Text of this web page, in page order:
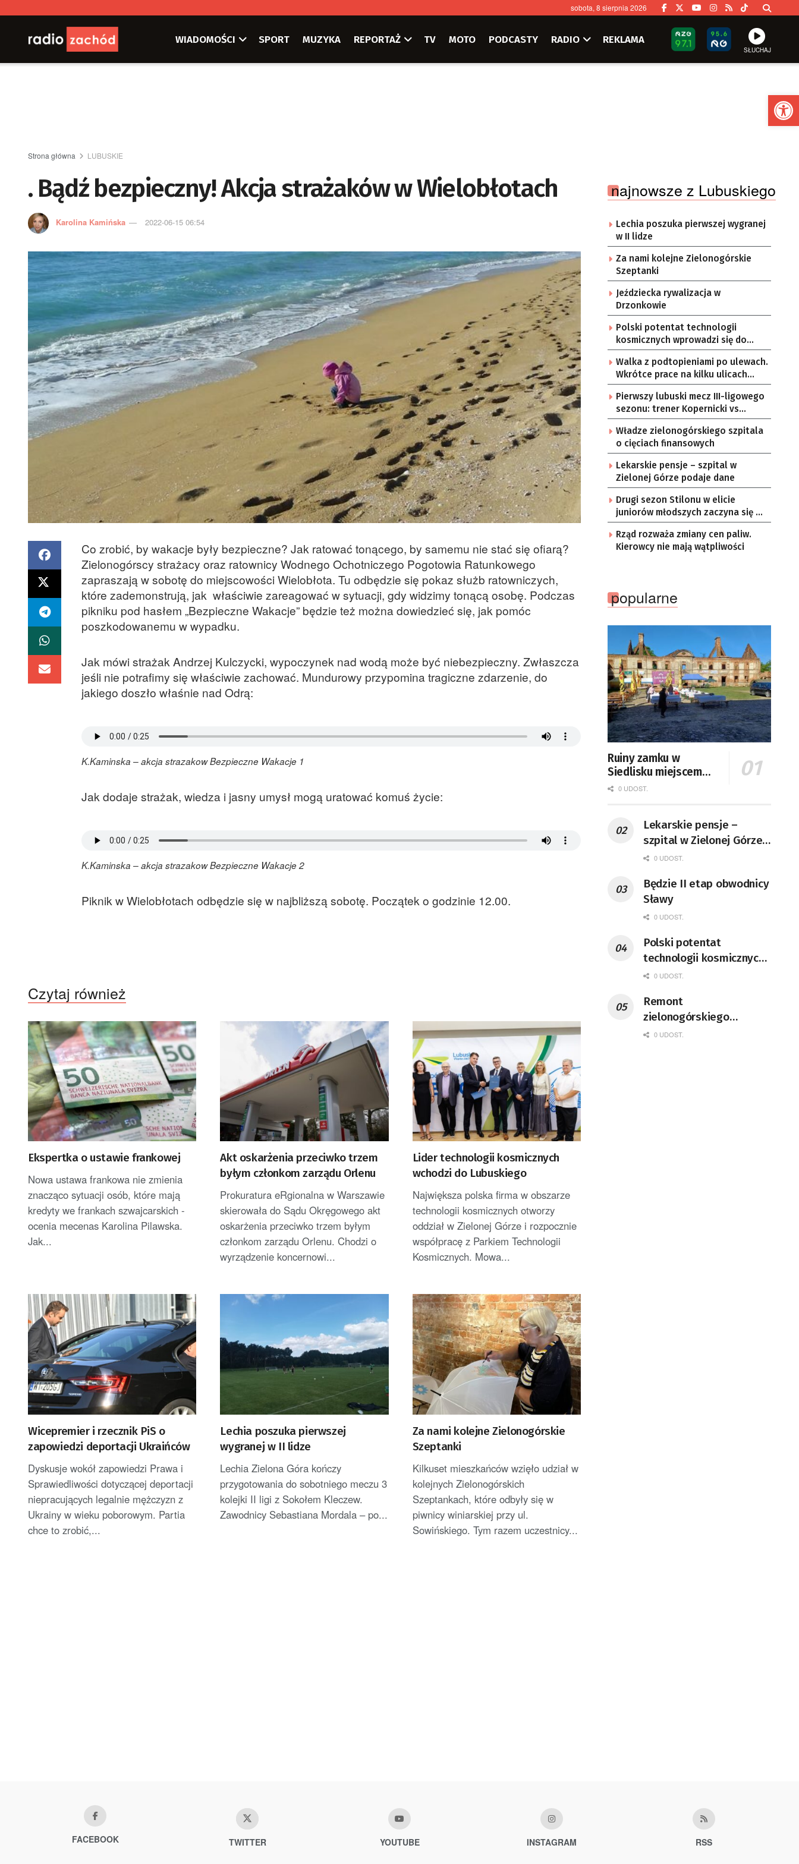
sobota, 8 sierpnia 2026
WIADOMOŚCI SPORT MUZYKA REPORTAŻ TV MOTO PODCASTY RADIO REKLAMA
SŁUCHAJ
Strona główna LUBUSKIE
. Bądź bezpieczny! Akcja strażaków w Wielobłotach
Karolina Kamińska 2022-06-15 06:54
Co zrobić, by wakacje były bezpieczne? Jak ratować tonącego, by samemu nie stać się ofiarą?
Zielonogórscy strażacy oraz ratownicy Wodnego Ochotniczego Pogotowia Ratunkowego
zapraszają w sobotę do miejscowości Wielobłota. Tu odbędzie się pokaz służb ratowniczych,
które zademonstrują, jak właściwie zareagować w sytuacji, gdy widzimy tonącą osobę. Podczas
pikniku pod hasłem „Bezpieczne Wakacje” będzie też można dowiedzieć się, jak pomóc
poszkodowanemu w wypadku.
Jak mówi strażak Andrzej Kulczycki, wypoczynek nad wodą może być niebezpieczny. Zwłaszcza
jeśli nie potrafimy się właściwie zachować. Mundurowy przypomina tragiczne zdarzenie, do
jakiego doszło właśnie nad Odrą:
K.Kaminska – akcja strazakow Bezpieczne Wakacje 1
Jak dodaje strażak, wiedza i jasny umysł mogą uratować komuś życie:
K.Kaminska – akcja strazakow Bezpieczne Wakacje 2
Piknik w Wielobłotach odbędzie się w najbliższą sobotę. Początek o godzinie 12.00.
Czytaj również
Ekspertka o ustawie frankowej
Nowa ustawa frankowa nie zmienia
znacząco sytuacji osób, które mają
kredyty we frankach szwajcarskich -
ocenia mecenas Karolina Pilawska.
Jak...
Akt oskarżenia przeciwko trzem
byłym członkom zarządu Orlenu
Prokuratura eRgionalna w Warszawie
skierowała do Sądu Okręgowego akt
oskarżenia przeciwko trzem byłym
członkom zarządu Orlenu. Chodzi o
wyrządzenie koncernowi...
Lider technologii kosmicznych
wchodzi do Lubuskiego
Największa polska firma w obszarze
technologii kosmicznych otworzy
oddział w Zielonej Górze i rozpocznie
współpracę z Parkiem Technologii
Kosmicznych. Mowa...
Wicepremier i rzecznik PiS o
zapowiedzi deportacji Ukraińców
Dyskusje wokół zapowiedzi Prawa i
Sprawiedliwości dotyczącej deportacji
niepracujących legalnie mężczyzn z
Ukrainy w wieku poborowym. Partia
chce to zrobić,...
Lechia poszuka pierwszej
wygranej w II lidze
Lechia Zielona Góra kończy
przygotowania do sobotniego meczu 3
kolejki II ligi z Sokołem Kleczew.
Zawodnicy Sebastiana Mordala – po...
Za nami kolejne Zielonogórskie
Szeptanki
Kilkuset mieszkańców wzięło udział w
kolejnych Zielonogórskich
Szeptankach, które odbyły się w
piwnicy winiarskiej przy ul.
Sowińskiego. Tym razem uczestnicy...
najnowsze z Lubuskiego
Lechia poszuka pierwszej wygranej
w II lidze
Za nami kolejne Zielonogórskie
Szeptanki
Jeździecka rywalizacja w
Drzonkowie
Polski potentat technologii
kosmicznych wprowadzi się do
Zielonej Góry
Walka z podtopieniami po ulewach.
Wkrótce prace na kilku ulicach
Gorzowa
Pierwszy lubuski mecz III-ligowego
sezonu: trener Kopernicki vs
starzy znajomi
Władze zielonogórskiego szpitala
o cięciach finansowych
Lekarskie pensje – szpital w
Zielonej Górze podaje dane
Drugi sezon Stilonu w elicie
juniorów młodszych zaczyna się w
sobotę
Rząd rozważa zmiany cen paliw.
Kierowcy nie mają wątpliwości
popularne
Ruiny zamku w
Siedlisku miejscem
święta plonów
0 UDOST.
Lekarskie pensje –
szpital w Zielonej Górze
podaje dane
0 UDOST.
Będzie II etap obwodnicy
Sławy
0 UDOST.
Polski potentat
technologii kosmicznych
wprowadzi się do Zielonej
0 UDOST.
Remont
zielonogórskiego
deptaka zgodnie z
0 UDOST.
FACEBOOK TWITTER YOUTUBE INSTAGRAM RSS